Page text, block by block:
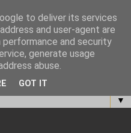
▼
to deliver its services
and user-agent are
and security
generate usage
abuse.
GOT IT